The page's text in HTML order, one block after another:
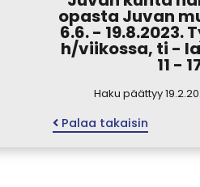
opasta Juvan
6.6. - 19.8.2023.
h/viikossa, ti -
11 -
Haku päättyy
Palaa takaisin